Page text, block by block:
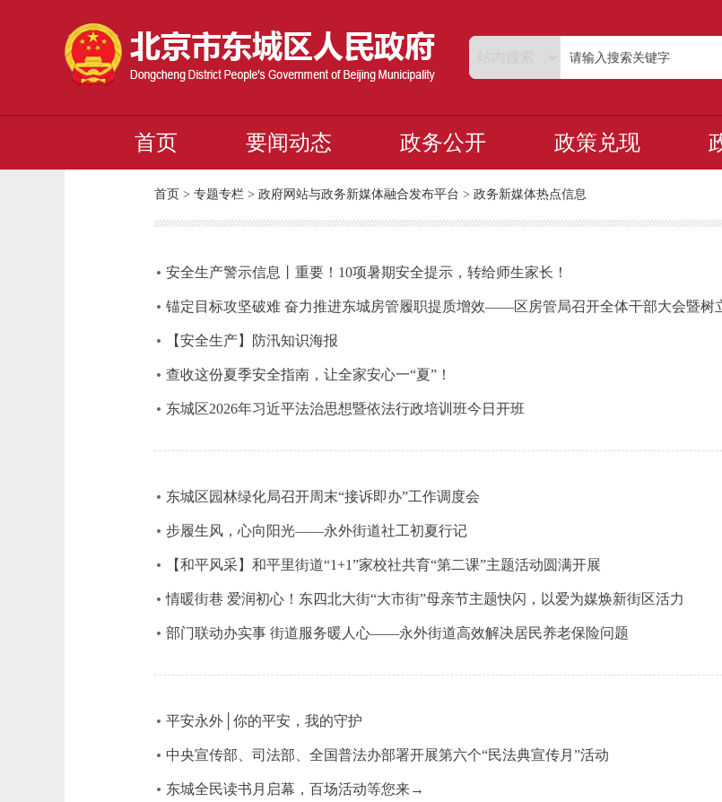
首页 要闻动态 政务公开 政策兑现
首页 > 专题专栏 > 政府网站与政务新媒体融合发布平台 > 政务新媒体热点信息
安全生产警示信息丨重要！10项暑期安全提示，转给师生家长！
锚定目标攻坚破难 奋力推进东城房管履职提质增效——区房管局召开全体干部大会暨树
【安全生产】防汛知识海报
查收这份夏季安全指南，让全家安心一“夏”！
东城区2026年习近平法治思想暨依法行政培训班今日开班
东城区园林绿化局召开周末“接诉即办”工作调度会
步履生风，心向阳光——永外街道社工初夏行记
【和平风采】和平里街道“1+1”家校社共育“第二课”主题活动圆满开展
情暖街巷 爱润初心！东四北大街“大市街”母亲节主题快闪，以爱为媒焕新街区活力
部门联动办实事 街道服务暖人心——永外街道高效解决居民养老保险问题
平安永外│你的平安，我的守护
中央宣传部、司法部、全国普法办部署开展第六个“民法典宣传月”活动
东城全民读书月启幕，百场活动等您来→